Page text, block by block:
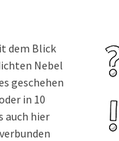
dem Blick
Nebel
geschehen
in 10
auch hier